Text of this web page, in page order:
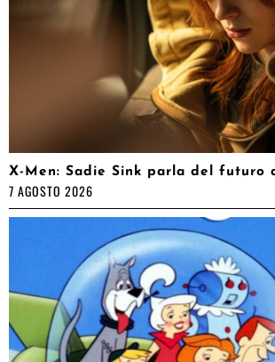
X-Men: Sadie Sink parla del futuro
7 AGOSTO 2026